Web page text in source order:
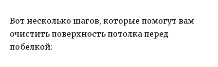
Вот несколько шагов, которые помогут вам
очистить поверхность потолка перед
побелкой: